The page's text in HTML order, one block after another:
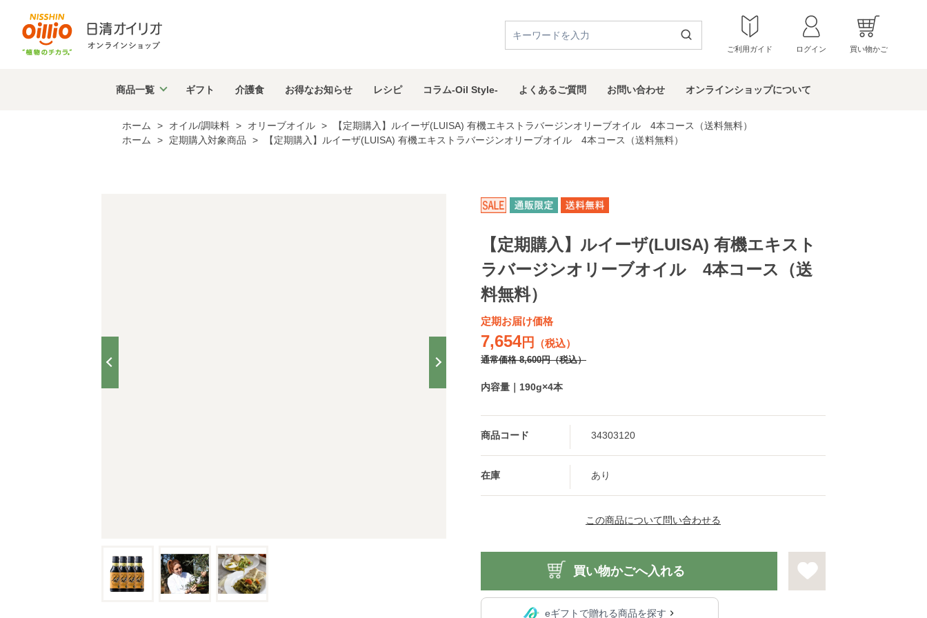
ご利用ガイド ログイン 買い物かご
商品一覧 ギフト 介護食 お得なお知らせ レシピ コラム-Oil Style- よくあるご質問 お問い合わせ オンラインショップについて
ホーム > オイル/調味料 > オリーブオイル >
【定期購入】ルイーザ(LUISA) 有機エキストラバージンオリーブオイル 4本コース（送料無料）
ホーム
> 定期購入対象商品 > 【定期購入】ルイーザ(LUISA) 有機エキストラバージンオリーブオイル 4本コース（送料無料）
内容量｜190g×4本
【定期購入】ルイーザ(LUISA) 有機エキスト
ラバージンオリーブオイル 4本コース（送
料無料）
定期お届け価格
7,654円 （税込）
通常価格8,600円（税込）
商品コード 34303120
在庫 あり
買い物かごへ入れる
eギフトで贈れる商品を探す
この商品について問い合わせる